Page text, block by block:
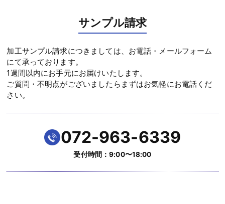
サンプル請求
加工サンプル請求につきましては、お電話・メールフォーム
にて承っております。
1週間以内にお手元にお届けいたします。
ご質問・不明点がございましたらまずはお気軽にお電話くだ
さい。
072-963-6339
受付時間：9:00〜18:00